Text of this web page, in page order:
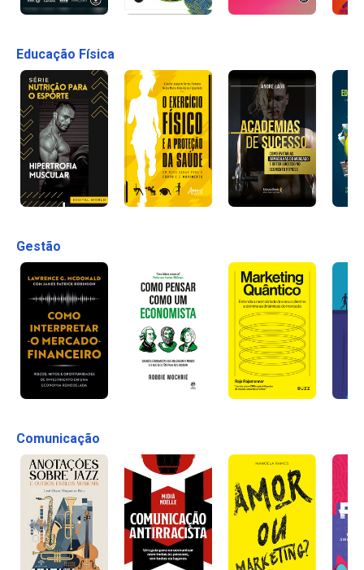
Educação Física
Gestão
Comunicação